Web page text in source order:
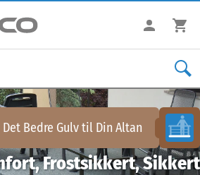
Det Bedre Gulv til Din Altan
Frostsikkert, Sikkert